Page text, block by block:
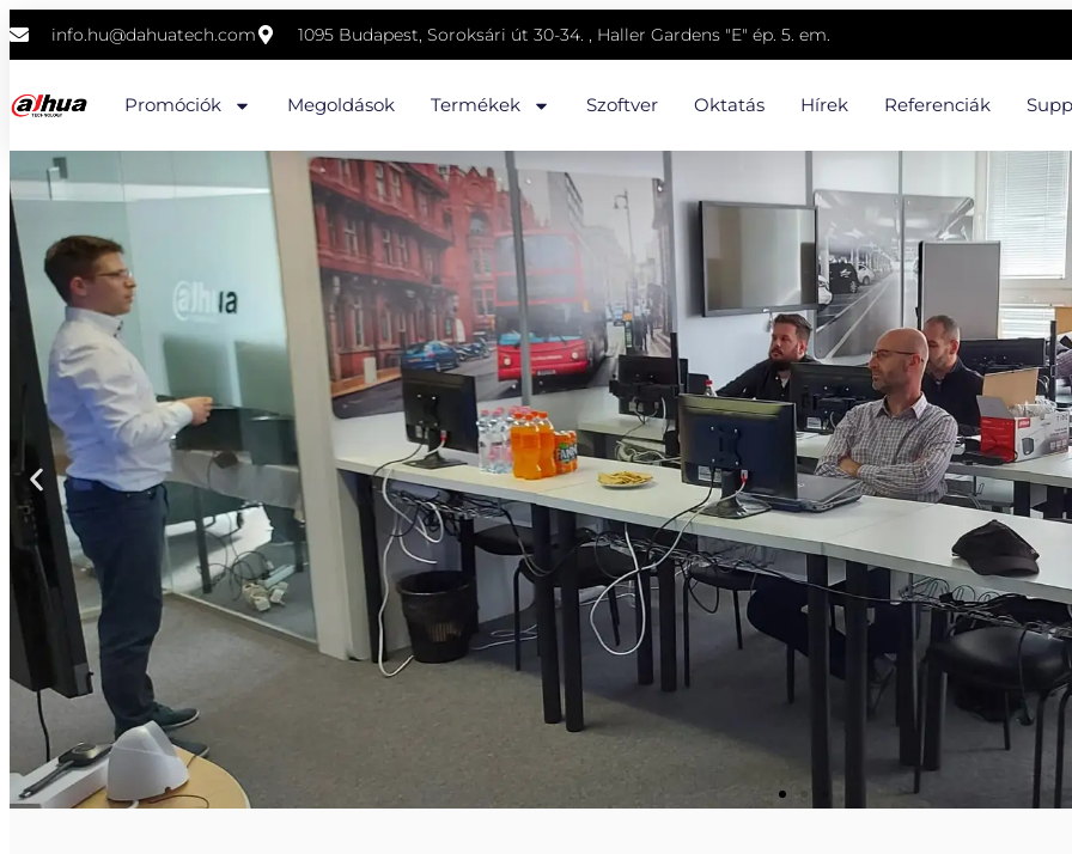
info.hu@dahuatech.com 1095 Budapest, Soroksári út 30-34. , Haller Gardens "E" ép. 5. em.
Promóciók Megoldások Termékek Szoftver Oktatás Hírek Referenciák